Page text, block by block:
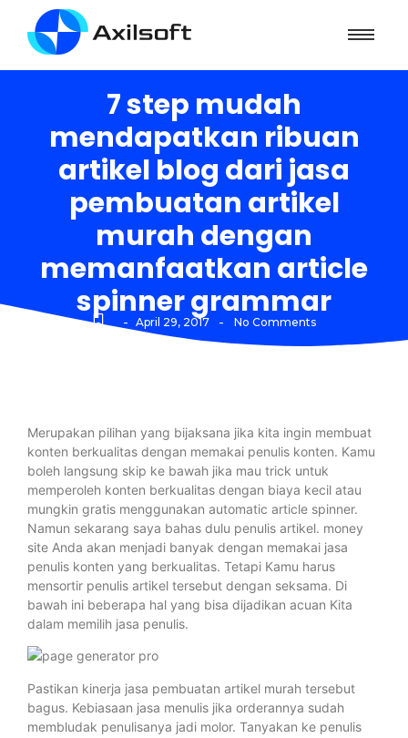
7 step mudah
mendapatkan ribuan
artikel blog dari jasa
pembuatan artikel
murah dengan
memanfaatkan article
spinner grammar
- April 29, 2017 - No Comments
Merupakan pilihan yang bijaksana jika kita ingin membuat
konten berkualitas dengan memakai penulis konten. Kamu
boleh langsung skip ke bawah jika mau trick untuk
memperoleh konten berkualitas dengan biaya kecil atau
mungkin gratis menggunakan automatic article spinner.
Namun sekarang saya bahas dulu penulis artikel. money
site Anda akan menjadi banyak dengan memakai jasa
penulis konten yang berkualitas. Tetapi Kamu harus
mensortir penulis artikel tersebut dengan seksama. Di
bawah ini beberapa hal yang bisa dijadikan acuan Kita
dalam memilih jasa penulis.
Pastikan kinerja jasa pembuatan artikel murah tersebut
bagus. Kebiasaan jasa menulis jika orderannya sudah
membludak penulisanya jadi molor. Tanyakan ke penulis